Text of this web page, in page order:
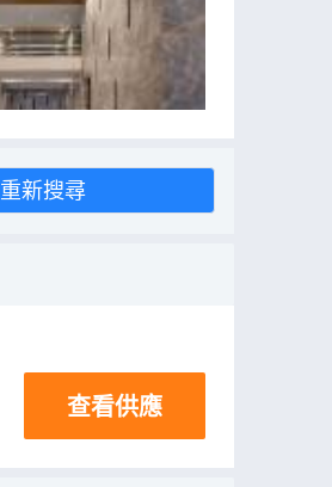
重新搜尋
查看供應